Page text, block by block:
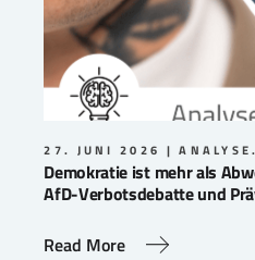
27. JUNI 2026
Demokratie ist mehr als
AfD-Verbotsdebatte und
Read More